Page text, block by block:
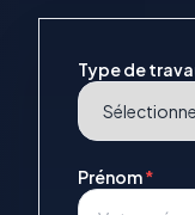
Type de
Prénom*